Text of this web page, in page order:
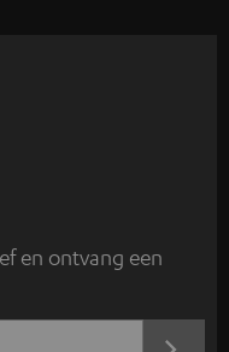
en ontvang een